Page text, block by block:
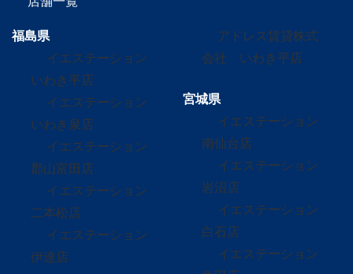
福島県
イエステーション
いわき平店
イエステーション
いわき泉店
イエステーション
郡山富田店
イエステーション
二本松店
イエステーション
伊達店
アドレス賃貸株式
会社 いわき平店
宮城県
イエステーション
南仙台店
イエステーション
岩沼店
イエステーション
白石店
イエステーション